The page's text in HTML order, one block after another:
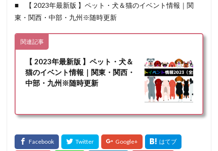
■ 【 2023年最新版 】ペット・犬＆猫のイベント情報｜関
東・関西・中部・九州※随時更新
関連記事
【 2023年最新版 】ペット・犬＆
猫のイベント情報｜関東・関西・
中部・九州※随時更新